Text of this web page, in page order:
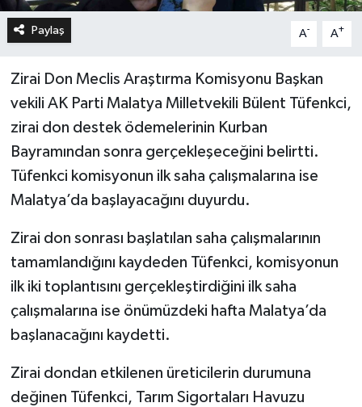
Paylaş A- A+
Zirai Don Meclis Araştırma Komisyonu Başkan
vekili AK Parti Malatya Milletvekili Bülent Tüfenkci,
zirai don destek ödemelerinin Kurban
Bayramından sonra gerçekleşeceğini belirtti.
Tüfenkci komisyonun ilk saha çalışmalarına ise
Malatya’da başlayacağını duyurdu.
Zirai don sonrası başlatılan saha çalışmalarının
tamamlandığını kaydeden Tüfenkci, komisyonun
ilk iki toplantısını gerçekleştirdiğini ilk saha
çalışmalarına ise önümüzdeki hafta Malatya’da
başlanacağını kaydetti.
Zirai dondan etkilenen üreticilerin durumuna
değinen Tüfenkci, Tarım Sigortaları Havuzu